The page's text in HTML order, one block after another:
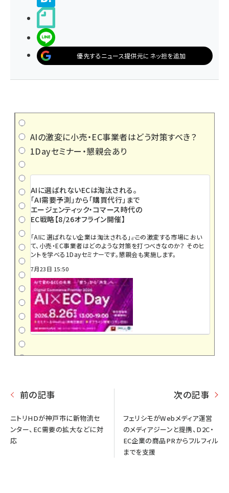
優先するニュース提供元にネッ担を追加
AIの激変に小売・EC事業者はどう対策すべき？
1Dayセミナー・懇親会あり
AIに選ばれないECは淘汰される。
「AI需要予測」から「購買代行」まで
エージェンティック・コマース時代の
EC戦略【8/26オフライン開催】
「AIに選ばれない企業は淘汰される」――。この激変する市場におい
て、小売・EC事業者はどのような対策を打つべきなのか？ そのヒ
ントを学べる1Dayセミナーです。懇親会も実施します。
7月23日 15:50
前の記事
ニトリHDが神戸市に新物流セ
ンター、EC需要の拡大などに対
応
次の記事
フェリシモがWebメディア運営
のメディアジーンと提携、D2C・
EC企業の商品PRからフルフィル
までを支援